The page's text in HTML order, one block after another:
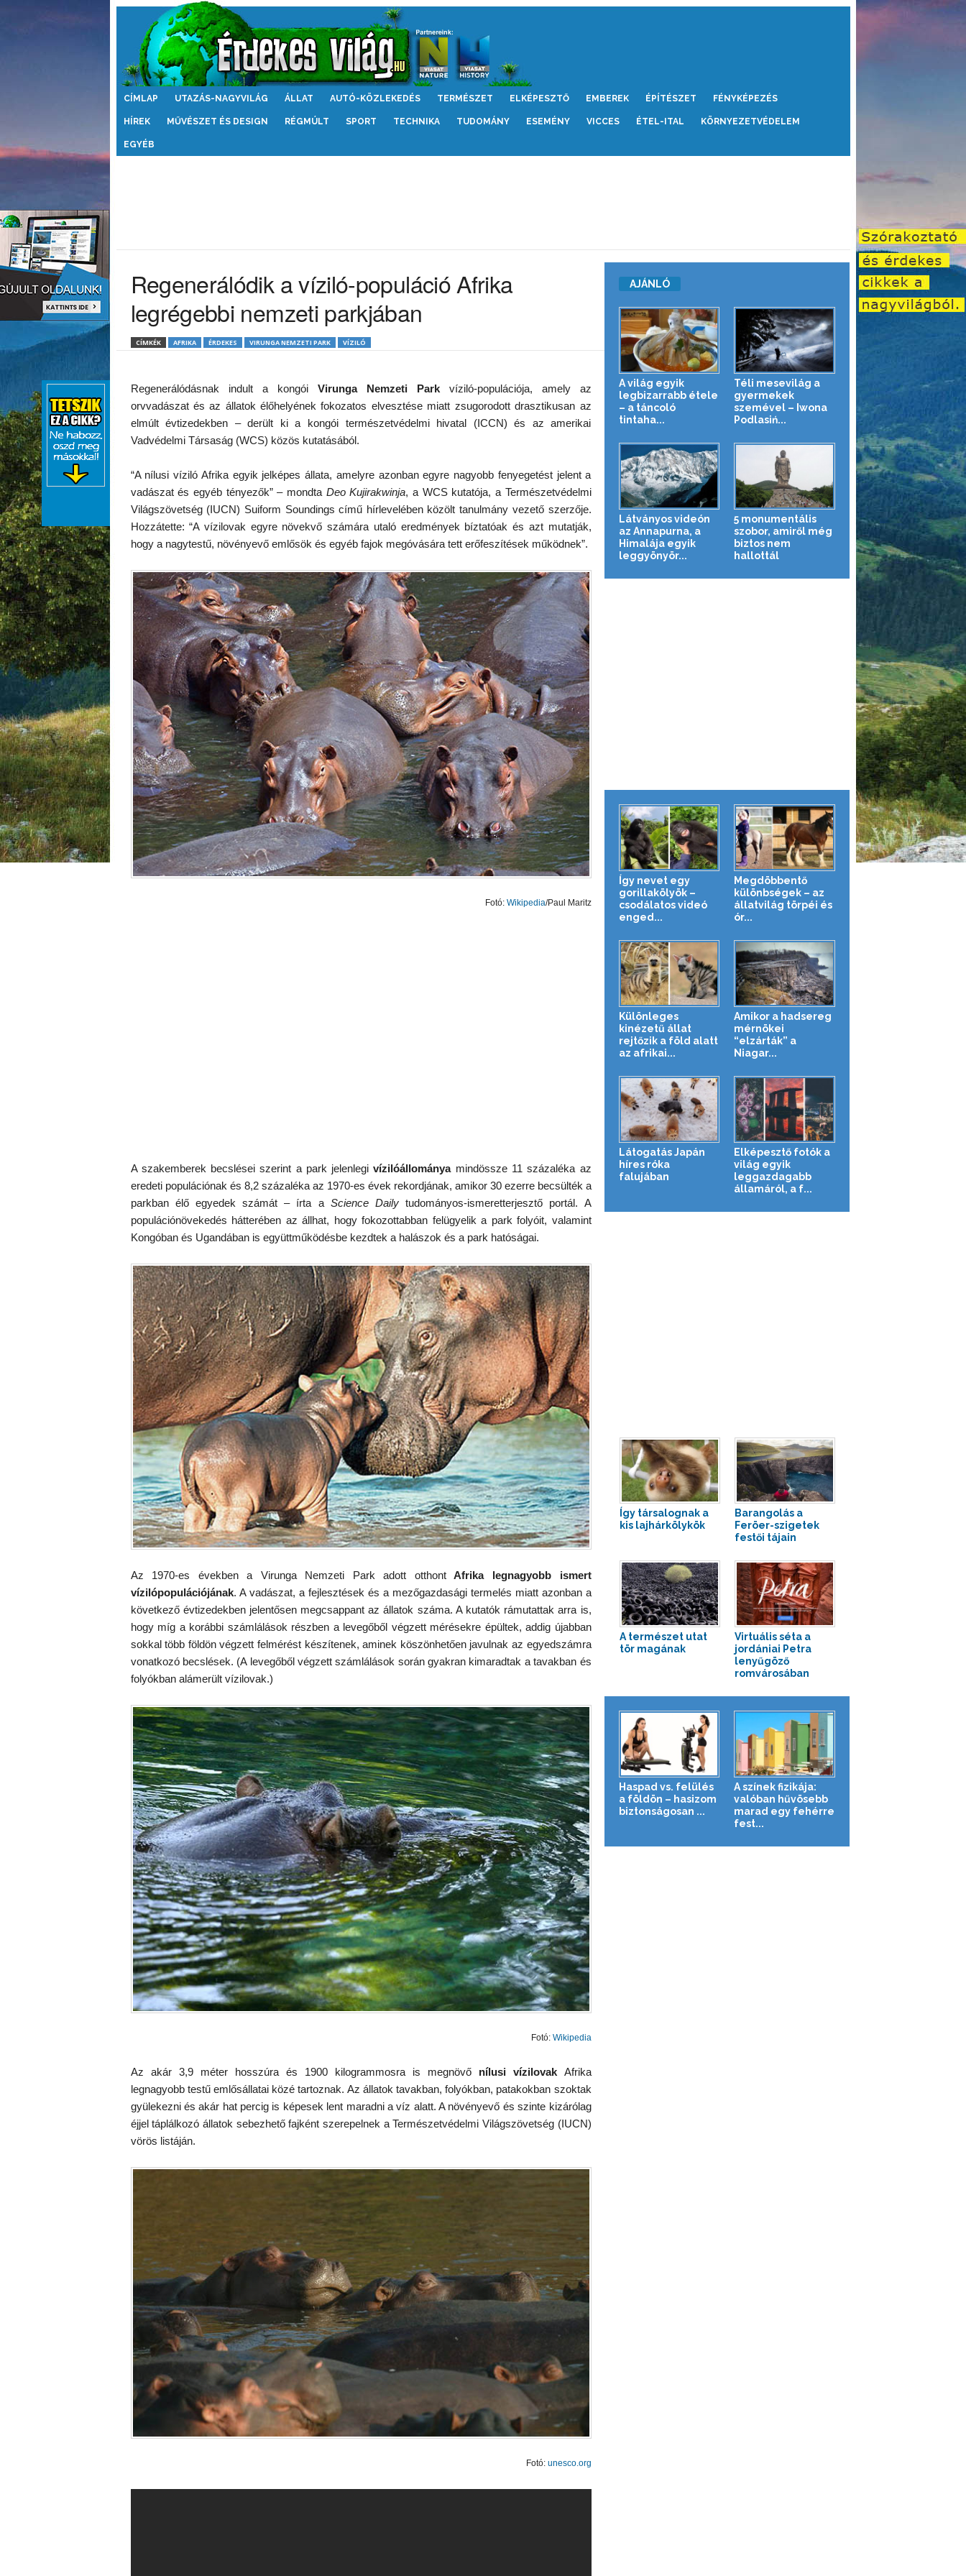
Érdekes
CÍMLAP UTAZÁS-NAGYVILÁG ÁLLAT AUTÓ-KÖZLEKEDÉS TERMÉSZET ELKÉPESZTŐ EMBEREK ÉPÍTÉSZET FÉNYKÉPEZÉS
HÍREK MŰVÉSZET ÉS DESIGN RÉGMÚLT SPORT TECHNIKA TUDOMÁNY ESEMÉNY VICCES ÉTEL-ITAL KÖRNYEZETVÉDELEM
EGYÉB
Regenerálódik a víziló-populáció Afrika
legrégebbi nemzeti parkjában
CÍMKÉK AFRIKA ÉRDEKES VIRUNGA NEMZETI PARK VÍZILÓ
Regenerálódásnak indult a kongói Virunga Nemzeti Parkvíziló-populációja, amely az
orvvadászat és az állatok élőhelyének fokozatos elvesztése miatt zsugorodott drasztikusan az
elmúlt évtizedekben – derült ki a kongói természetvédelmi hivatal (ICCN) és az amerikai
Vadvédelmi Társaság (WCS) közös kutatásából.
“A nílusi víziló Afrika egyik jelképes állata, amelyre azonban egyre nagyobb fenyegetést jelent a
vadászat és egyéb tényezők” – mondta Deo Kujirakwinja, a WCS kutatója, a Természetvédelmi
Világszövetség (IUCN) Suiform Soundings című hírlevelében közölt tanulmány vezető szerzője.
Hozzátette: “A vízilovak egyre növekvő számára utaló eredmények bíztatóak és azt mutatják,
hogy a nagytestű, növényevő emlősök és egyéb fajok megóvására tett erőfeszítések működnek”.
Fotó: Wikipedia/Paul Maritz
A szakemberek becslései szerint a park jelenlegivízilóállományamindössze 11 százaléka az
eredeti populációnak és 8,2 százaléka az 1970-es évek rekordjának, amikor 30 ezerre becsülték a
parkban élő egyedek számát – írta a Science Dailytudományos-ismeretterjesztő portál. A
populációnövekedés hátterében az állhat, hogy fokozottabban felügyelik a park folyóit, valamint
Kongóban és Ugandában is együttműködésbe kezdtek a halászok és a park hatóságai.
Az 1970-es években a Virunga Nemzeti Park adott otthontAfrika legnagyobb ismert
vízilópopulációjának. A vadászat, a fejlesztések és a mezőgazdasági termelés miatt azonban a
következő évtizedekben jelentősen megcsappant az állatok száma. A kutatók rámutattak arra is,
hogy míg a korábbi számlálások részben a levegőből végzett mérésekre épültek, addig újabban
sokkal több földön végzett felmérést készítenek, aminek köszönhetően javulnak az egyedszámra
vonatkozó becslések. (A levegőből végzett számlálások során gyakran kimaradtak a tavakban és
folyókban alámerült vízilovak.)
Fotó: Wikipedia
Az akár 3,9 méter hosszúra és 1900 kilogrammosra is megnövő nílusi vízilovak Afrika
legnagyobb testű emlősállatai közé tartoznak. Az állatok tavakban, folyókban, patakokban szoktak
gyülekezni és akár hat percig is képesek lent maradni a víz alatt. A növényevő és szinte kizárólag
éjjel táplálkozó állatok sebezhető fajként szerepelnek a Természetvédelmi Világszövetség (IUCN)
vörös listáján.
Fotó: unesco.org
AJÁNLÓ
A világ egyik
legbizarrabb étele
– a táncoló
tintaha...
Téli mesevilág a
gyermekek
szemével – Iwona
Podlasiń...
Látványos videón
az Annapurna, a
Himalája egyik
leggyönyör...
5 monumentális
szobor, amiről még
biztos nem
hallottál
Így nevet egy
gorillakölyök –
csodálatos videó
enged...
Megdöbbentő
különbségek – az
állatvilág törpéi és
ór...
Különleges
kinézetű állat
rejtőzik a föld alatt
az afrikai...
Amikor a hadsereg
mérnökei
“elzárták” a
Niagar...
Látogatás Japán
híres róka
falujában
Elképesztő fotók a
világ egyik
leggazdagabb
államáról, a f...
Így társalognak a
kis lajhárkölykök
Barangolás a
Feröer-szigetek
festői tájain
A természet utat
tör magának
Virtuális séta a
jordániai Petra
lenyűgöző
romvárosában
Haspad vs. felülés
a földön – hasizom
biztonságosan ...
A színek fizikája:
valóban hűvösebb
marad egy fehérre
fest...